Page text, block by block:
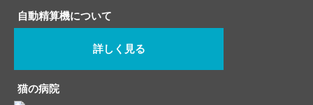
自動精算機について
詳しく見る
猫の病院